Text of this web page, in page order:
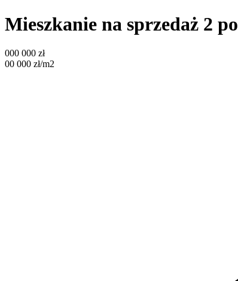
Mieszkanie na sprzedaż 2
000 000 zł
00 000 zł/m2